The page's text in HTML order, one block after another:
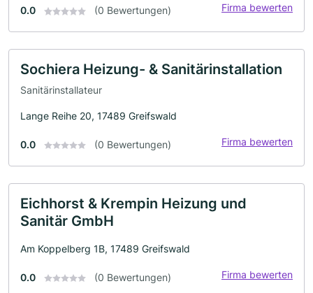
0.0 (0 Bewertungen) Firma bewerten
Sochiera Heizung- & Sanitärinstallation
Sanitärinstallateur
Lange Reihe 20, 17489 Greifswald
0.0 (0 Bewertungen) Firma bewerten
Eichhorst & Krempin Heizung und
Sanitär GmbH
Am Koppelberg 1B, 17489 Greifswald
0.0 (0 Bewertungen) Firma bewerten